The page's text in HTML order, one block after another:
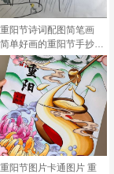
重阳节诗词配图简笔画
简单好画的重阳节手抄报
图片
重阳节图片卡通图片 重